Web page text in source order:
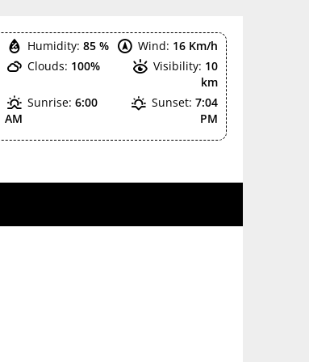
Humidity: 85 % Wind: 16 Km/h
Clouds: 100% Visibility: 10
km
Sunrise: 6:00
AM
Sunset: 7:04
PM